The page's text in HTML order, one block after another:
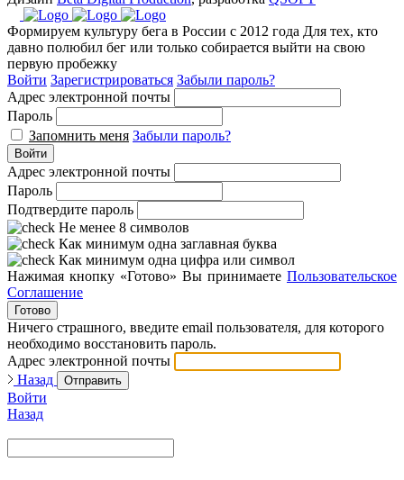
Формируем культуру бега в России с 2012 года Для тех, кто
давно полюбил бег или только собирается выйти на свою
первую пробежку
Войти Зарегистрироваться Забыли пароль?
Адрес электронной почты
Пароль
Запомнить меня Забыли пароль?
Войти
Адрес электронной почты
Пароль
Подтвердите пароль
Не менее 8 символов
Как минимум одна заглавная буква
Как минимум одна цифра или символ
Нажимая кнопку «Готово» Вы принимаете Пользовательское
Соглашение
Готово
Ничего страшного, введите email пользователя, для которого
необходимо восстановить пароль.
Адрес электронной почты
Назад
Отправить
Войти
Назад